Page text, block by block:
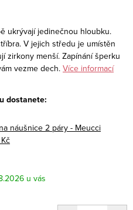
ukrývají jedinečnou hloubku.
V jejich středu je umístěn
zirkony menší. Zapínání šperku
vezme dech. Více informací
dostanete:
náušnice 2 páry - Meucci